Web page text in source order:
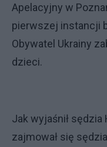
Apelacyjny w
pierwszej instancji
Obywatel Ukrainy
dzieci.
Jak wyjaśnił
zajmował się